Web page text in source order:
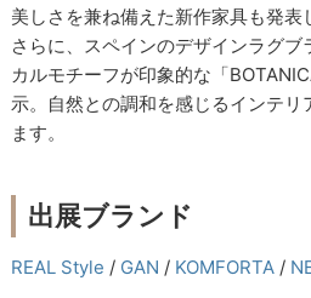
美しさを兼ね備えた新作家具も発表
さらに、スペインのデザインラグ
カルモチーフが印象的な「
示。自然との調和を感じるインテリ
ます。
出展ブランド
REAL Style / GAN / KOMFORTA /